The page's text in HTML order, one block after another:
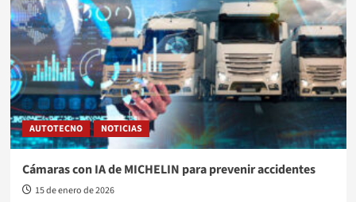
AUTOTECNO NOTICIAS
Cámaras con IA de MICHELIN para prevenir accidentes
15 de enero de 2026